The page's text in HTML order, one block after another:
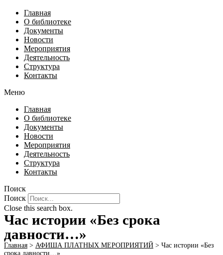
Главная
О библиотеке
Документы
Новости
Мероприятия
Деятельность
Структура
Контакты
Меню
Главная
О библиотеке
Документы
Новости
Мероприятия
Деятельность
Структура
Контакты
Поиск
Поиск
Close this search box.
Час истории «Без срока
давности…»
Главная > АФИША ПЛАТНЫХ МЕРОПРИЯТИЙ > Час истории «Без
срока давности…»